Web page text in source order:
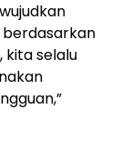
kita selalu